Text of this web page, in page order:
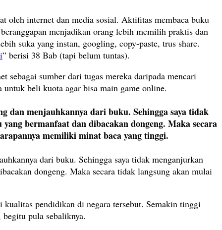
oleh internet dan media sosial. Aktifitas membaca buku
menjadikan orang lebih memilih praktis dan
suka yang instan, googling, copy-paste, trus share.
” berisi 38 Bab (tapi belum tuntas).
sebagai sumber dari tugas mereka daripada mencari
beli kuota agar bisa main game online.
dan menjauhkannya dari buku. Sehingga saya tidak
bermanfaat dan dibacakan dongeng. Maka secara
memiliki minat baca yang tinggi.
dari buku. Sehingga saya tidak menganjurkan
dongeng. Maka secara tidak langsung akan mulai
kualitas pendidikan di negara tersebut. Semakin tinggi
pula sebaliknya.